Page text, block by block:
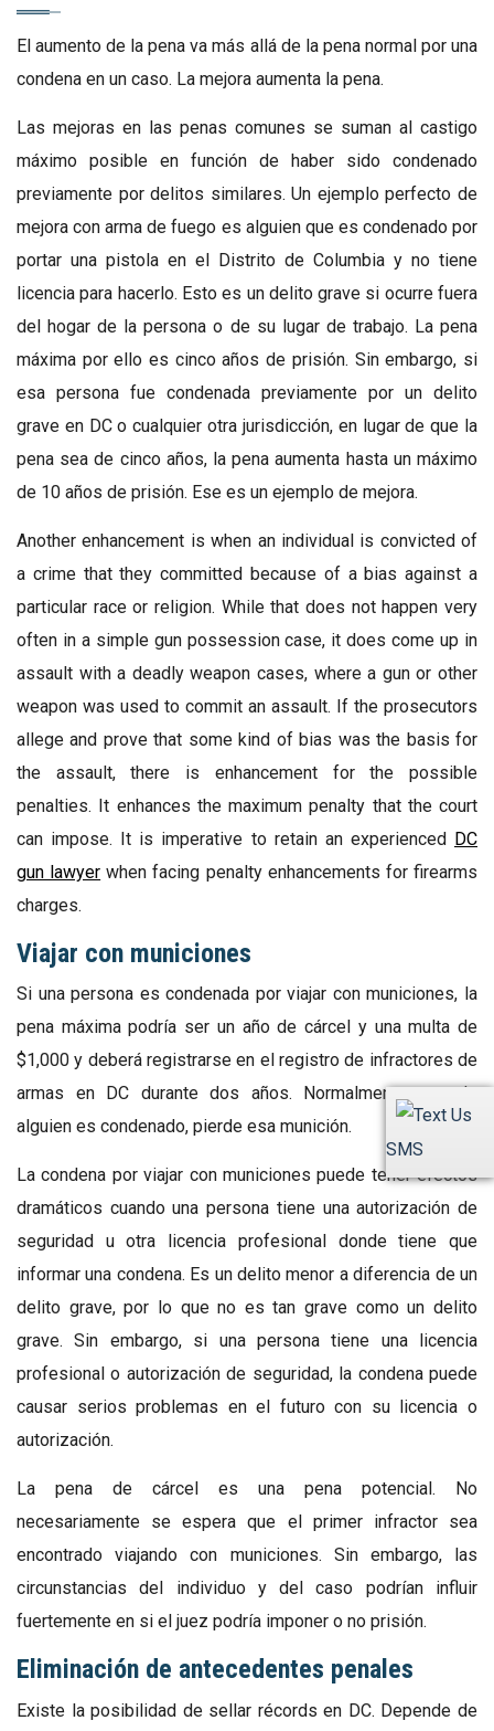
SMS
El aumento de la pena va más allá de la pena normal por una
condena en un caso. La mejora aumenta la pena.
Las mejoras en las penas comunes se suman al castigo
máximo posible en función de haber sido condenado
previamente por delitos similares. Un ejemplo perfecto de
mejora con arma de fuego es alguien que es condenado por
portar una pistola en el Distrito de Columbia y no tiene
licencia para hacerlo. Esto es un delito grave si ocurre fuera
del hogar de la persona o de su lugar de trabajo. La pena
máxima por ello es cinco años de prisión. Sin embargo, si
esa persona fue condenada previamente por un delito
grave en DC o cualquier otra jurisdicción, en lugar de que la
pena sea de cinco años, la pena aumenta hasta un máximo
de 10 años de prisión. Ese es un ejemplo de mejora.
Another enhancement is when an individual is convicted of
a crime that they committed because of a bias against a
particular race or religion. While that does not happen very
often in a simple gun possession case, it does come up in
assault with a deadly weapon cases, where a gun or other
weapon was used to commit an assault. If the prosecutors
allege and prove that some kind of bias was the basis for
the assault, there is enhancement for the possible
penalties. It enhances the maximum penalty that the court
can impose. It is imperative to retain an experienced DC
gun lawyer when facing penalty enhancements for firearms
charges.
Viajar con municiones
Si una persona es condenada por viajar con municiones, la
pena máxima podría ser un año de cárcel y una multa de
$1,000 y deberá registrarse en el registro de infractores de
armas en DC durante dos años. Normalmente, cuando
alguien es condenado, pierde esa munición.
La condena por viajar con municiones puede tener efectos
dramáticos cuando una persona tiene una autorización de
seguridad u otra licencia profesional donde tiene que
informar una condena. Es un delito menor a diferencia de un
delito grave, por lo que no es tan grave como un delito
grave. Sin embargo, si una persona tiene una licencia
profesional o autorización de seguridad, la condena puede
causar serios problemas en el futuro con su licencia o
autorización.
La pena de cárcel es una pena potencial. No
necesariamente se espera que el primer infractor sea
encontrado viajando con municiones. Sin embargo, las
circunstancias del individuo y del caso podrían influir
fuertemente en si el juez podría imponer o no prisión.
Eliminación de antecedentes penales
Existe la posibilidad de sellar récords en DC. Depende de